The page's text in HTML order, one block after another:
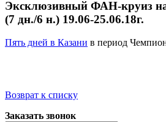
Эксклюзивный ФАН-круиз
(7 дн./6 н.) 19.06-25.06.18г.
Пять дней в Казани в период
Возврат к списку
Заказать звонок